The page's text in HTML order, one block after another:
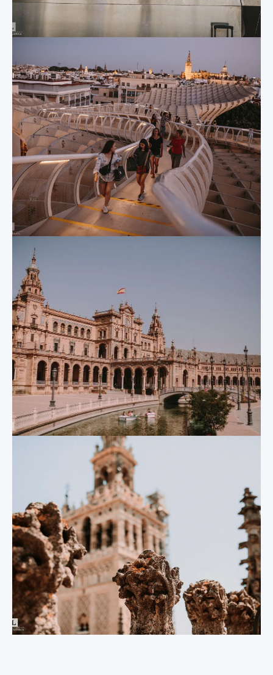
la declaró
Patrimonio de la
Humanidad. En su
se quedan
absolutamente
impresionados por
este esplendido
edificio religioso, con
una nave central y
ochenta capitales
laterales. Merece la
pena una visita en
detalle para
contemplar una
amplia variedad de
valor incalculable.
La Giralda
And adjoining the
side of the cathedral
is the single most
iconic image of
Seville. La Giralda
was originally a
minaret that formed
part of the Moorish
mosque prior to the
Catholic reconquest
in the 12
century and
was converted into a
bell tower by the
Castilians. It can be
seen from all over
the city, and if you
manage to climb to
the top of this 340
feet high tower,
some of the best
de cuento de hadas.
contemplar uno de
los mejores
ejemplos de la
arquitectura
mudéjar, que
combina elementos
islámicos y
renacentistas. Fuera,
en los jardines,
tendrás la
oportunidad de
pasear entre
fuentes, estanques y
encontrarás con los
pavos reales que
viven allí!
La Plaza de
España
Este semicírculo
quizás uno de los
enclaves más
modernos (de entre
los clásicos), pero
desde su
construcción en 1928
se ha ganado un
lugar privilegiado
entre los puntos de
interés de Sevilla
más populares. La